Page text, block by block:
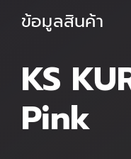
ข้อมูลสินค้า
KS
Pink